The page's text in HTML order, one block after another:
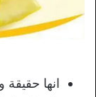
انها